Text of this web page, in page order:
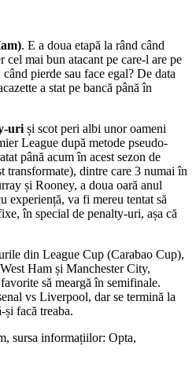
. E a doua etapă la rând când
cel mai bun atacant pe care-l are pe
pierde sau face egal? De data
a stat pe bancă până în
uri și scot peri albi unor oameni
League după metode pseudo-
până acum în acest sezon de
transformate), dintre care 3 numai în
și Rooney, a doua oară anul
experiență, va fi mereu tentat să
în special de penalty-uri, așa că
din League Cup (Carabao Cup),
Ham și Manchester City,
să meargă în semifinale.
vs Liverpool, dar se termină la
facă treaba.
sursa informațiilor: Opta,